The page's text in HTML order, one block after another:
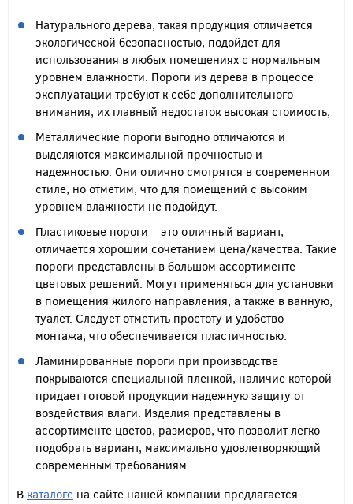
Натурального дерева, такая продукция отличается
экологической безопасностью, подойдет для
использования в любых помещениях с нормальным
уровнем влажности. Пороги из дерева в процессе
эксплуатации требуют к себе дополнительного
внимания, их главный недостаток высокая стоимость;
Металлические пороги выгодно отличаются и
выделяются максимальной прочностью и
надежностью. Они отлично смотрятся в современном
стиле, но отметим, что для помещений с высоким
уровнем влажности не подойдут.
Пластиковые пороги – это отличный вариант,
отличается хорошим сочетанием цена/качества. Такие
пороги представлены в большом ассортименте
цветовых решений. Могут применяться для установки
в помещения жилого направления, а также в ванную,
туалет. Следует отметить простоту и удобство
монтажа, что обеспечивается пластичностью.
Ламинированные пороги при производстве
покрываются специальной пленкой, наличие которой
придает готовой продукции надежную защиту от
воздействия влаги. Изделия представлены в
ассортименте цветов, размеров, что позволит легко
подобрать вариант, максимально удовлетворяющий
современным требованиям.
В каталоге на сайте нашей компании предлагается